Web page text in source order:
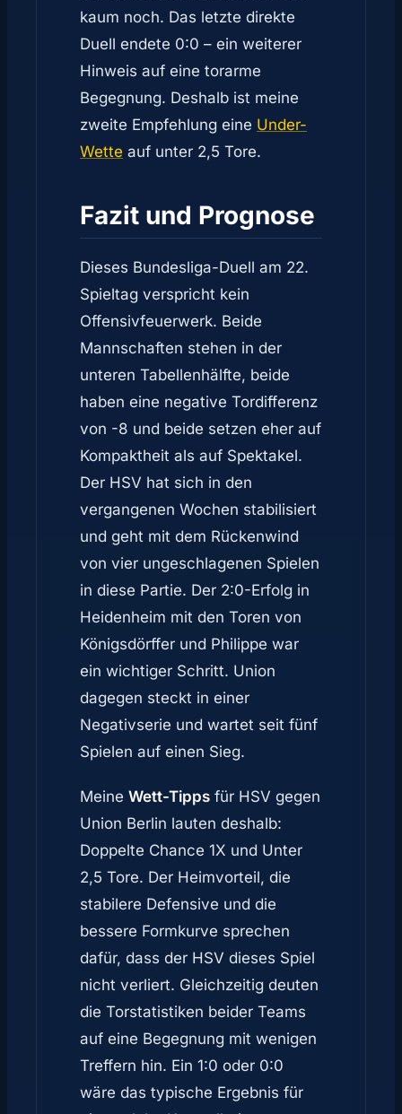
kaum noch. Das letzte direkte
Duell endete 0:0 – ein weiterer
Hinweis auf eine torarme
Begegnung. Deshalb ist meine
zweite Empfehlung eine Under-
Wette auf unter 2,5 Tore.
Fazit und Prognose
Dieses Bundesliga-Duell am 22.
Spieltag verspricht kein
Offensivfeuerwerk. Beide
Mannschaften stehen in der
unteren Tabellenhälfte, beide
haben eine negative Tordifferenz
von -8 und beide setzen eher auf
Kompaktheit als auf Spektakel.
Der HSV hat sich in den
vergangenen Wochen stabilisiert
und geht mit dem Rückenwind
von vier ungeschlagenen Spielen
in diese Partie. Der 2:0-Erfolg in
Heidenheim mit den Toren von
Königsdörffer und Philippe war
ein wichtiger Schritt. Union
dagegen steckt in einer
Negativserie und wartet seit fünf
Spielen auf einen Sieg.
Meine Wett-Tipps für HSV gegen
Union Berlin lauten deshalb:
Doppelte Chance 1X und Unter
2,5 Tore. Der Heimvorteil, die
stabilere Defensive und die
bessere Formkurve sprechen
dafür, dass der HSV dieses Spiel
nicht verliert. Gleichzeitig deuten
die Torstatistiken beider Teams
auf eine Begegnung mit wenigen
Treffern hin. Ein 1:0 oder 0:0
wäre das typische Ergebnis für